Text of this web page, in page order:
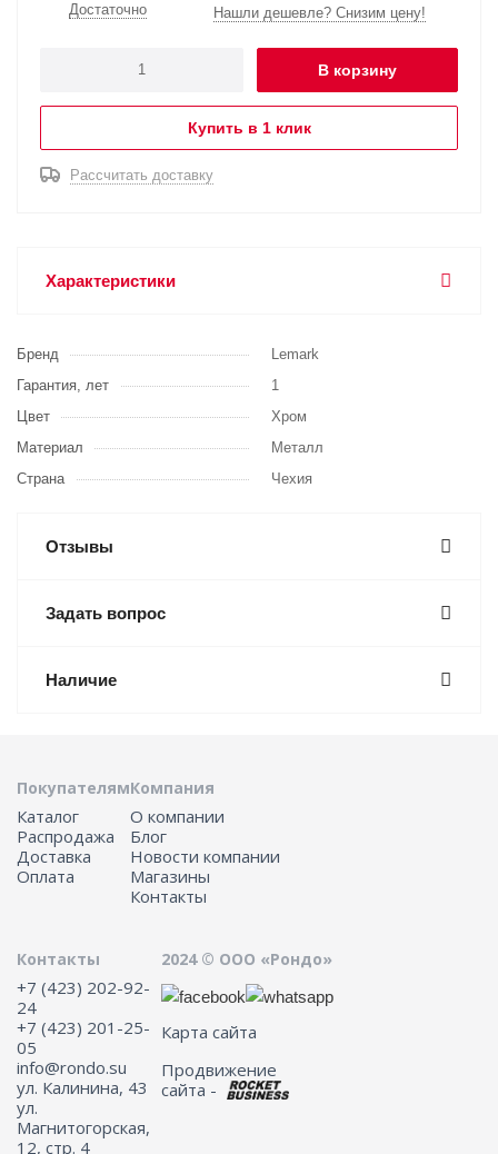
Достаточно Нашли дешевле? Снизим цену!
В корзину
Купить в 1 клик
Рассчитать доставку
Характеристики
Бренд
Lemark
Гарантия, лет
1
Цвет
Хром
Материал
Металл
Страна
Чехия
Отзывы
Задать вопрос
Наличие
Покупателям
Каталог
Распродажа
Доставка
Оплата
Компания
О компании
Блог
Новости компании
Магазины
Контакты
Контакты
+7 (423) 202-92-
24
+7 (423) 201-25-
05
info@rondo.su
ул. Калинина, 43
ул.
Магнитогорская,
12, стр. 4
2024 © ООО «Рондо»
Карта сайта
Продвижение
сайта -